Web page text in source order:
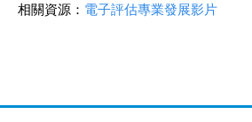
相關資源： 電子評估專業發展影片